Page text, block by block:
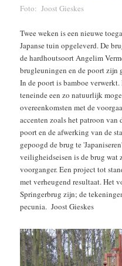
Foto: Joost Gieskes
Twee weken is een nieuwe
Japanse tuin opgeleverd. De
de hardhoutsoort Angelim
brugleuningen en de poort zijn
In de poort is bamboe
teneinde een zo natuurlijk
overeenkomsten met de
accenten zoals het patroon
poort en de afwerking van de
gepoogd de brug te
veiligheidseisen is de brug wat
voorganger. Een project tot
met verheugend resultaat. Het
Springerbrug zijn; de
pecunia. Joost Gieskes